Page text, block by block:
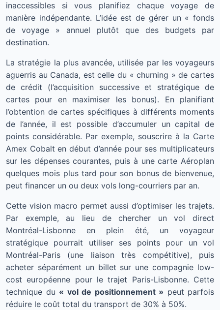
inaccessibles si vous planifiez chaque voyage de
manière indépendante. L’idée est de gérer un « fonds
de voyage » annuel plutôt que des budgets par
destination.
La stratégie la plus avancée, utilisée par les voyageurs
aguerris au Canada, est celle du « churning » de cartes
de crédit (l’acquisition successive et stratégique de
cartes pour en maximiser les bonus). En planifiant
l’obtention de cartes spécifiques à différents moments
de l’année, il est possible d’accumuler un capital de
points considérable. Par exemple, souscrire à la Carte
Amex Cobalt en début d’année pour ses multiplicateurs
sur les dépenses courantes, puis à une carte Aéroplan
quelques mois plus tard pour son bonus de bienvenue,
peut financer un ou deux vols long-courriers par an.
Cette vision macro permet aussi d’optimiser les trajets.
Par exemple, au lieu de chercher un vol direct
Montréal-Lisbonne en plein été, un voyageur
stratégique pourrait utiliser ses points pour un vol
Montréal-Paris (une liaison très compétitive), puis
acheter séparément un billet sur une compagnie low-
cost européenne pour le trajet Paris-Lisbonne. Cette
technique du « vol de positionnement » peut parfois
réduire le coût total du transport de 30% à 50%.